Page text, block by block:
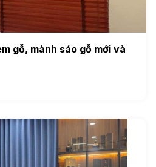
gỗ, mành sáo gỗ mới và